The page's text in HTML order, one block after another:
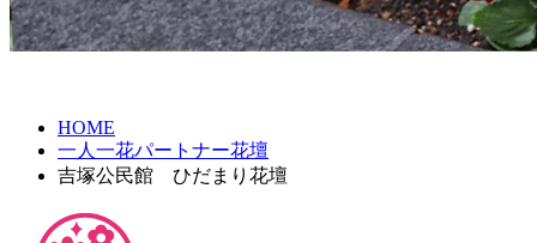
HOME
一人一花パートナー花壇
吉塚公民館 ひだまり花壇